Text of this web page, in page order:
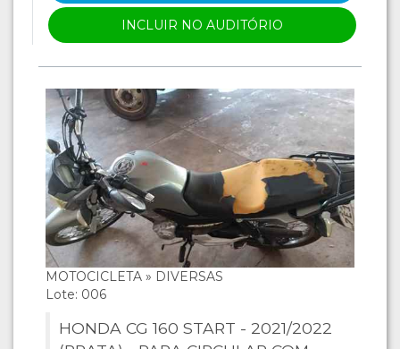
INCLUIR NO AUDITÓRIO
MOTOCICLETA » DIVERSAS
Lote: 006
HONDA CG 160 START - 2021/2022